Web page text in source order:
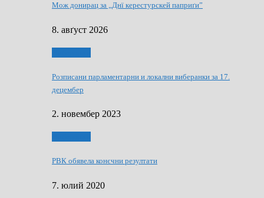
Мож донирац за „Днї керестурскей паприґи”
8. авґуст 2026
Розписани парламентарни и локални виберанки за 17.
децембер
2. новембер 2023
РВК обявела конєчни резултати
7. юлий 2020